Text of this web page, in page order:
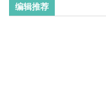
编辑推荐